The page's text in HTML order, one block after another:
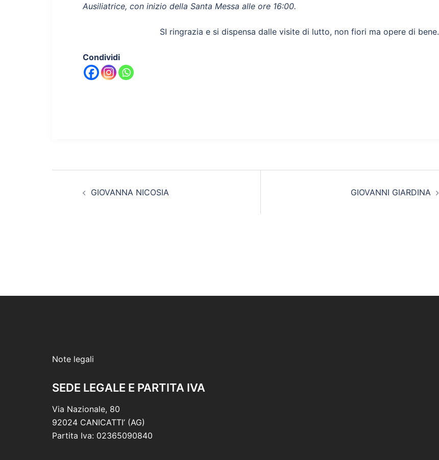
Ausiliatrice, con inizio della Santa Messa alle ore 16:00.
SI ringrazia e si dispensa dalle visite di lutto, non fiori ma opere di bene.
Condividi
articolo
GIOVANNA NICOSIA GIOVANNI GIARDINA
Note legali
SEDE LEGALE E PARTITA IVA
Via Nazionale, 80
92024 CANICATTI’ (AG)
Partita Iva: 02365090840